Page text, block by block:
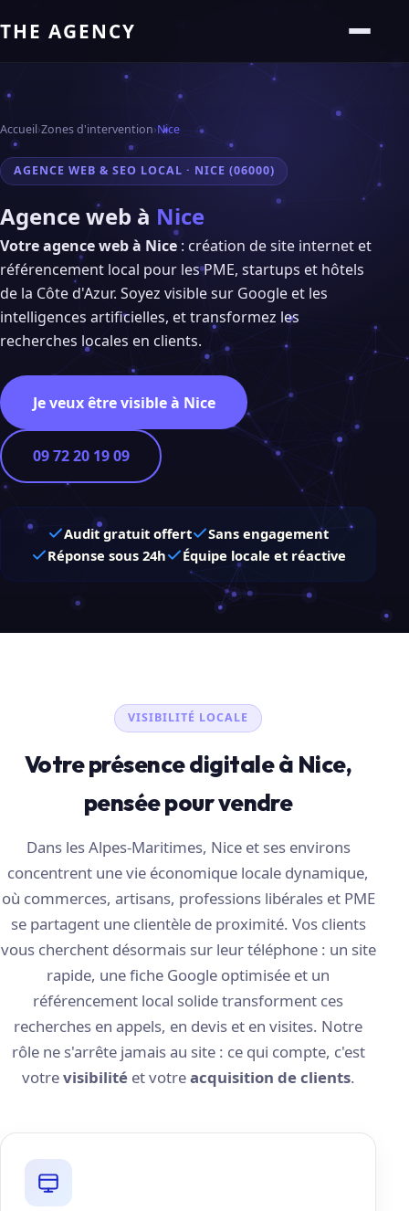
THE AGENCY
Accueil›Zones d'intervention›Nice
AGENCE WEB & SEO LOCAL · NICE (06000)
Agence web à Nice
Votre agence web à Nice : création de site internet et
référencement local pour les PME, startups et hôtels
de la Côte d'Azur. Soyez visible sur Google et les
intelligences artificielles, et transformez les
recherches locales en clients.
Je veux être visible à Nice
09 72 20 19 09
Audit gratuit offert
Sans engagement
Réponse sous 24h
Équipe locale et réactive
VISIBILITÉ LOCALE
Votre présence digitale à Nice,
pensée pour vendre
Dans les Alpes-Maritimes, Nice et ses environs
concentrent une vie économique locale dynamique,
où commerces, artisans, professions libérales et PME
se partagent une clientèle de proximité. Vos clients
vous cherchent désormais sur leur téléphone : un site
rapide, une fiche Google optimisée et un
référencement local solide transforment ces
recherches en appels, en devis et en visites. Notre
rôle ne s'arrête jamais au site : ce qui compte, c'est
votrevisibilitéet votreacquisition de clients.